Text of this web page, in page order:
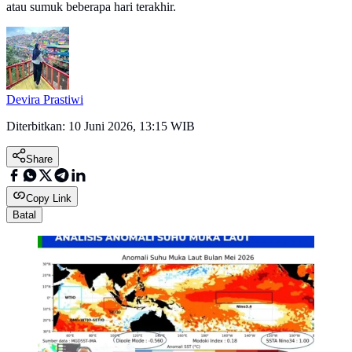
atau sumuk beberapa hari terakhir.
Devira Prastiwi
Diterbitkan: 10 Juni 2026, 13:15 WIB
Share
Copy Link
Batal